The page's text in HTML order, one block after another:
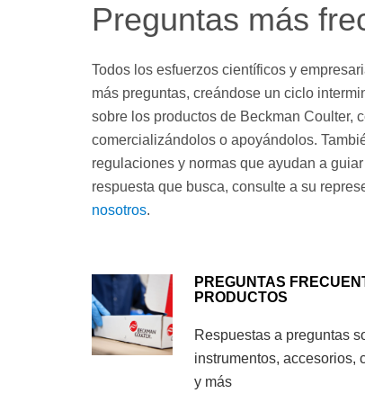
Preguntas más
Todos los esfuerzos científicos y
más preguntas, creándose un ciclo
sobre los productos de Beckman Coulter,
comercializándolos o apoyándolos.
regulaciones y normas que ayudan a
respuesta que busca, consulte a su
nosotros.
PREGUNTAS
PRODUCTOS
Respuestas a preguntas
instrumentos, accesorios,
y más